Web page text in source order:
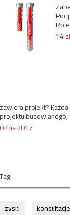
14
zawiera projekt?
projektu budowlanego,
02 lis 2017
Tagi
zyski konsultacje